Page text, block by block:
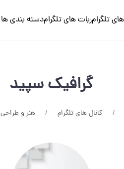
تلگرامربات های تلگرامدسته بندی ها
گرافيک سپيد
کانال های تلگرام هنر و طراحی